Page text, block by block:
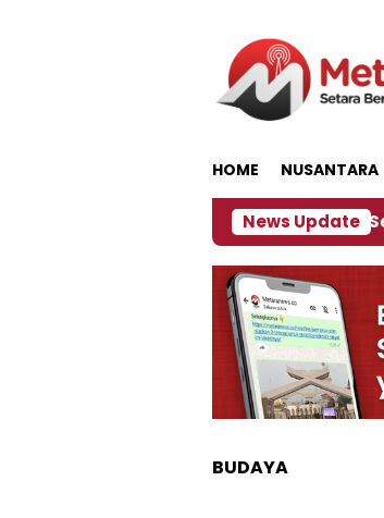
HOME NUSANTARA
News Update
Dampak El Nino,
BUDAYA